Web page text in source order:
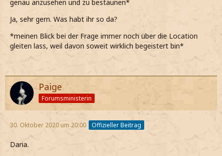
genau anzusehen und zu bestaunen*
Ja, sehr gern. Was habt ihr so da?
*meinen Blick bei der Frage immer noch über die Location
gleiten lass, weil davon soweit wirklich begeistert bin*
Paige
Forumsministerin
30. Oktober 2020 um 20:00 Offizieller Beitrag
Daria.